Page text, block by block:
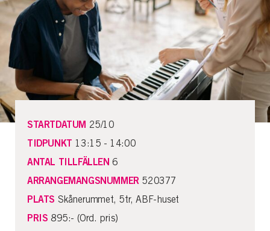
STARTDATUM 25/10
TIDPUNKT 13:15 - 14:00
ANTAL TILLFÄLLEN 6
ARRANGEMANGSNUMMER 520377
PLATS Skånerummet, 5tr, ABF-huset
PRIS 895:- (Ord. pris)